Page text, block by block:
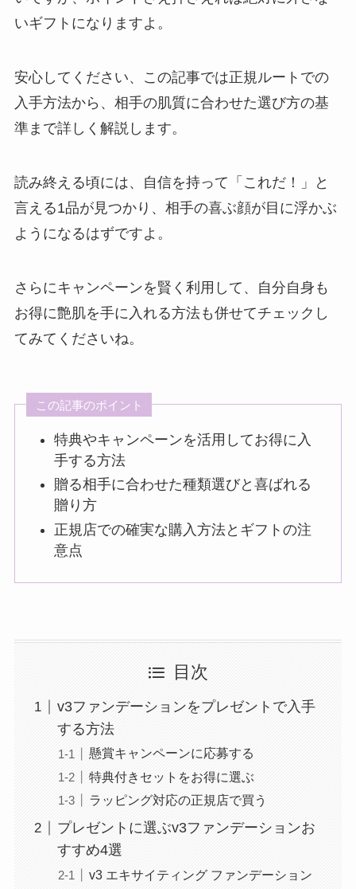
いギフトになりますよ。
安心してください、この記事では正規ルートでの
入手方法から、相手の肌質に合わせた選び方の基
準まで詳しく解説します。
読み終える頃には、自信を持って「これだ！」と
言える1品が見つかり、相手の喜ぶ顔が目に浮かぶ
ようになるはずですよ。
さらにキャンペーンを賢く利用して、自分自身も
お得に艶肌を手に入れる方法も併せてチェックし
てみてくださいね。
この記事のポイント
特典やキャンペーンを活用してお得に入
手する方法
贈る相手に合わせた種類選びと喜ばれる
贈り方
正規店での確実な購入方法とギフトの注
意点
目次
v3ファンデーションをプレゼントで入手
する方法
懸賞キャンペーンに応募する
特典付きセットをお得に選ぶ
ラッピング対応の正規店で買う
プレゼントに選ぶv3ファンデーションお
すすめ4選
v3 エキサイティング ファンデーション